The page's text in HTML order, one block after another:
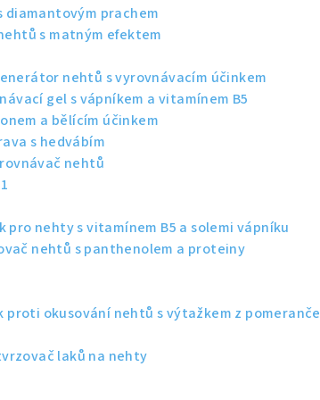
diamantovým prachem
s matným efektem
nehtů s vyrovnávacím účinkem
gel s vápníkem a vitamínem B5
a bělícím účinkem
s hedvábím
nehtů
pro nehty s vitamínem B5 a solemi vápníku
nehtů s panthenolem a proteiny
proti okusování nehtů s výtažkem z pomeranče
laků na nehty